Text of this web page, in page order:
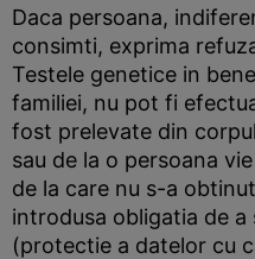
Daca persoana,
consimti, exprima
Testele genetice in
familiei, nu pot fi
fost prelevate din
sau de la o persoana
de la care nu s-a
introdusa obligatia de
(protectie a datelor cu